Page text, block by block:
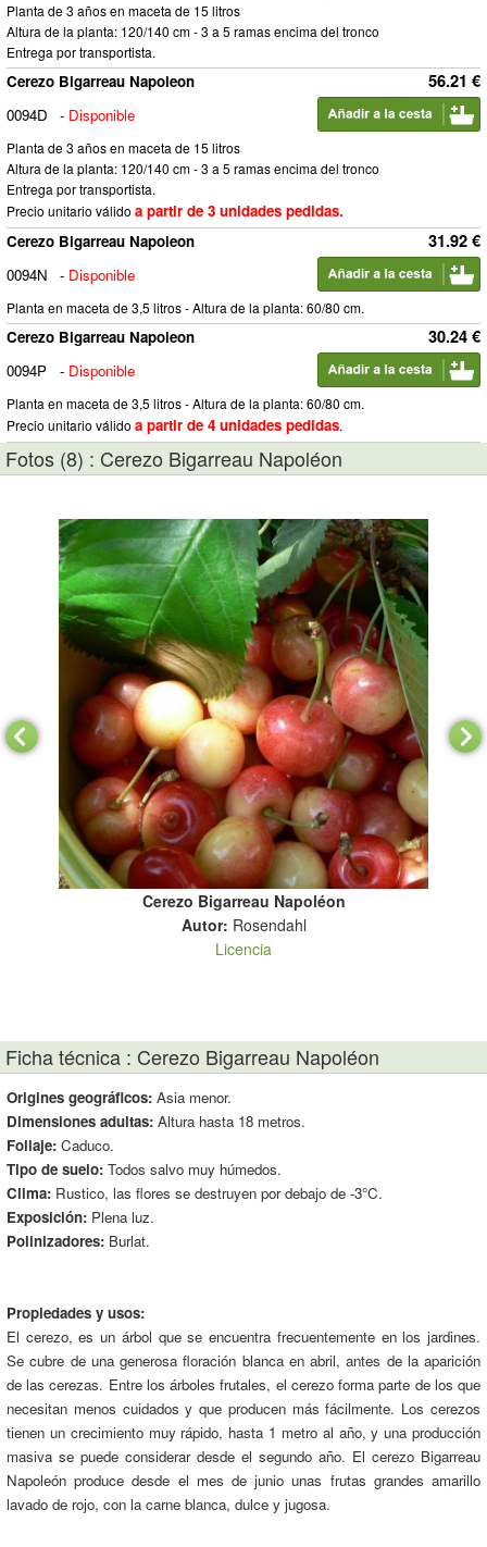
Planta de 3 años en maceta de 15 litros
Altura de la planta: 120/140 cm - 3 a 5 ramas encima del tronco
Entrega por transportista.
56.21 €
Cerezo Bigarreau Napoleon
0094D
- Disponible
Planta de 3 años en maceta de 15 litros
Altura de la planta: 120/140 cm - 3 a 5 ramas encima del tronco
Entrega por transportista.
Precio unitario válido a partir de 3 unidades pedidas.
31.92 €
Cerezo Bigarreau Napoleon
0094N
- Disponible
Planta en maceta de 3,5 litros - Altura de la planta: 60/80 cm.
30.24 €
Cerezo Bigarreau Napoleon
0094P
- Disponible
Planta en maceta de 3,5 litros - Altura de la planta: 60/80 cm.
Precio unitario válido a partir de 4 unidades pedidas.
Fotos (8) : Cerezo Bigarreau Napoléon
Cerezo Bigarreau Napoléon
Autor: Rosendahl
Licencia
Ficha técnica : Cerezo Bigarreau Napoléon
Origines geográficos: Asia menor.
Dimensiones adultas: Altura hasta 18 metros.
Follaje: Caduco.
Tipo de suelo: Todos salvo muy húmedos.
Clima: Rustico, las flores se destruyen por debajo de -3°C.
Exposición: Plena luz.
Polinizadores: Burlat.
Propiedades y usos:
El cerezo, es un árbol que se encuentra frecuentemente en los jardines.
Se cubre de una generosa floración blanca en abril, antes de la aparición
de las cerezas. Entre los árboles frutales, el cerezo forma parte de los que
necesitan menos cuidados y que producen más fácilmente. Los cerezos
tienen un crecimiento muy rápido, hasta 1 metro al año, y una producción
masiva se puede considerar desde el segundo año. El cerezo Bigarreau
Napoleón produce desde el mes de junio unas frutas grandes amarillo
lavado de rojo, con la carne blanca, dulce y jugosa.